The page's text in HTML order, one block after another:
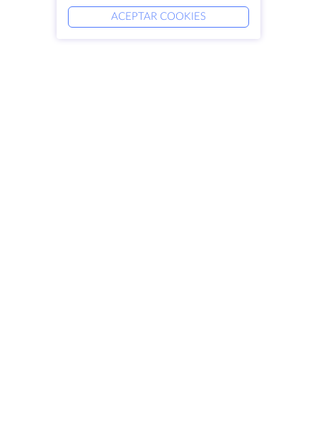
ACEPTAR COOKIES